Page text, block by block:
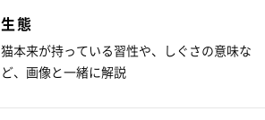
生態
猫本来が持っている習性や、しぐさの意味な
ど、画像と一緒に解説